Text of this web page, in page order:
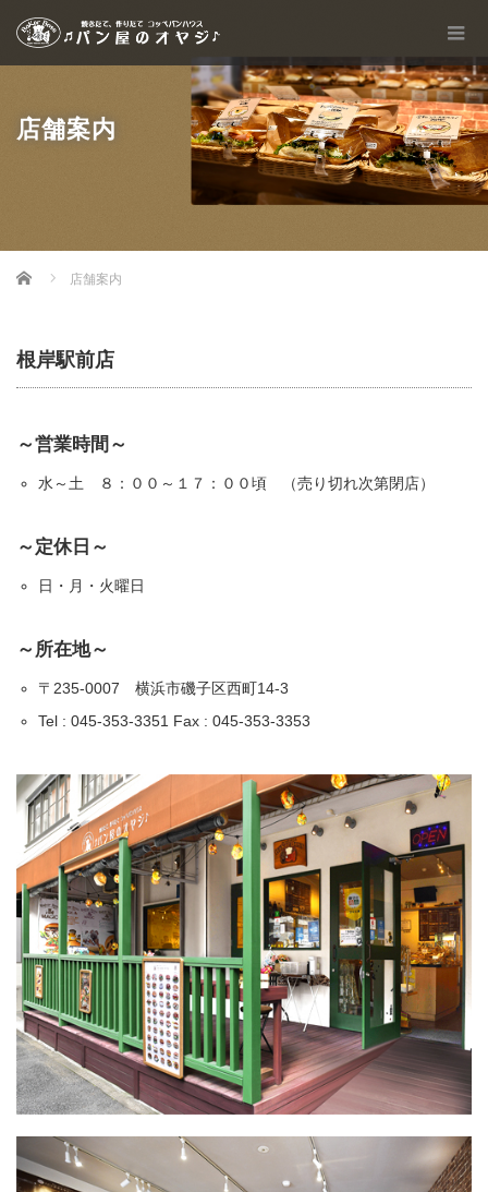
店舗案内
Home 店舗案内
根岸駅前店
～営業時間～
水～土 ８：００～１７：００頃 （売り切れ次第閉店）
～定休日～
日・月・火曜日
～所在地～
〒235-0007 横浜市磯子区西町14-3
Tel : 045-353-3351 Fax : 045-353-3353